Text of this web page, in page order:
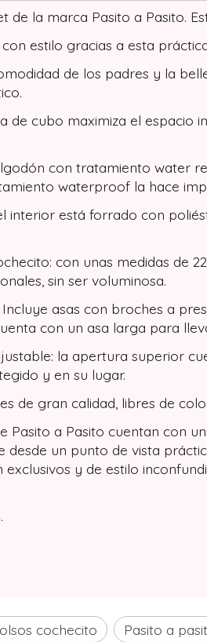
de la marca Pasito a Pasito.
estilo gracias a esta
de los padres y la
de cubo maximiza el
con tratamiento water
waterproof la hace
interior está forrado con
con unas medidas de
sin ser voluminosa.
asas con broches a
con un asa larga para
la apertura superior
y en su lugar.
de gran calidad, libres de
Pasito a Pasito cuentan con
desde un punto de vista
exclusivos y de estilo
cochecito Pasito a